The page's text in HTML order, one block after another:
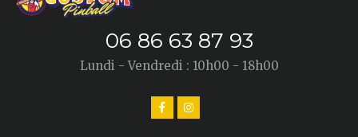
06 86 63 87 93
Lundi - Vendredi : 10h00 - 18h00